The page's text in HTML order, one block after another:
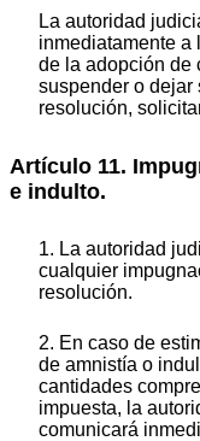
La autoridad
inmediatamente a
de la adopción de
suspender o dejar
resolución,
Artículo 11.
e indulto.
1. La autoridad
cualquier
resolución.
2. En caso de
de amnistía o
cantidades
impuesta, la
comunicará